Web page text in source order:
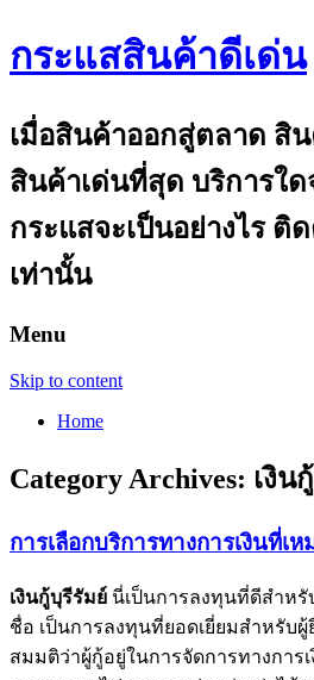
กระแสสินค้าดีเด่น
เมื่อสินค้าออกสู่ตลาด สิ
สินค้าเด่นที่สุด บริการใ
กระแสจะเป็นอย่างไร ติ
เท่านั้น
Menu
Skip to content
Home
Category Archives: เงิน
การเลือกบริการทางการเงินที่เ
เงินกู้บุรีรัมย์ นี่เป็นการลงทุนที่ดีสำห
ชื่อ เป็นการลงทุนที่ยอดเยี่ยมสำหรับ
สมมติว่าผู้กู้อยู่ในการจัดการทางการ